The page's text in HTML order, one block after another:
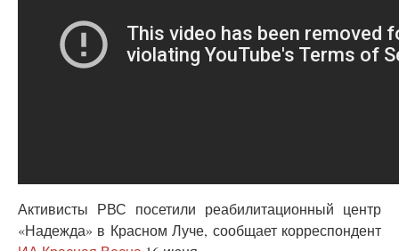
Активисты РВС посетили реабилитационный центр
«Надежда» в Красном Луче, сообщает корреспондент